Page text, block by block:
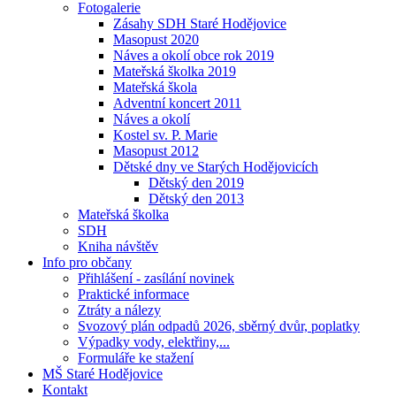
Fotogalerie
Zásahy SDH Staré Hodějovice
Masopust 2020
Náves a okolí obce rok 2019
Mateřská školka 2019
Mateřská škola
Adventní koncert 2011
Náves a okolí
Kostel sv. P. Marie
Masopust 2012
Dětské dny ve Starých Hodějovicích
Dětský den 2019
Dětský den 2013
Mateřská školka
SDH
Kniha návštěv
Info pro občany
Přihlášení - zasílání novinek
Praktické informace
Ztráty a nálezy
Svozový plán odpadů 2026, sběrný dvůr, poplatky
Výpadky vody, elektřiny,...
Formuláře ke stažení
MŠ Staré Hodějovice
Kontakt